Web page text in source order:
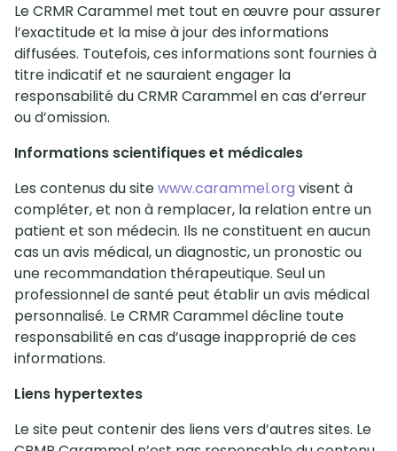
Le CRMR Carammel met tout en œuvre pour assurer
l’exactitude et la mise à jour des informations
diffusées. Toutefois, ces informations sont fournies à
titre indicatif et ne sauraient engager la
responsabilité du CRMR Carammel en cas d’erreur
ou d’omission.
Informations scientifiques et médicales
Les contenus du sitewww.carammel.org visent à
compléter, et non à remplacer, la relation entre un
patient et son médecin. Ils ne constituent en aucun
cas un avis médical, un diagnostic, un pronostic ou
une recommandation thérapeutique. Seul un
professionnel de santé peut établir un avis médical
personnalisé. Le CRMR Carammel décline toute
responsabilité en cas d’usage inapproprié de ces
informations.
Liens hypertextes
Le site peut contenir des liens vers d’autres sites. Le